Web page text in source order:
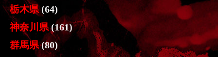
栃木県(64)
神奈川県(161)
群馬県(80)